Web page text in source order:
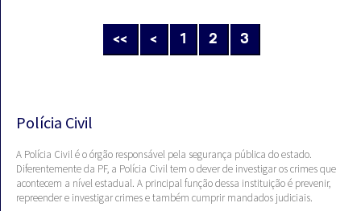
<< < 1 2 3
Polícia Civil
A Polícia Civil é o órgão responsável pela segurança pública do estado.
Diferentemente da PF, a Polícia Civil tem o dever de investigar os crimes que
acontecem a nível estadual. A principal função dessa instituição é prevenir,
repreender e investigar crimes e também cumprir mandados judiciais.